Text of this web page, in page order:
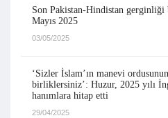
Son Pakistan-Hindistan gerginliği
Mayıs 2025
03/05/2025
‘Sizler İslam’ın manevi
birliklersiniz’: Huzur, 2025 yılı
hanımlara hitap etti
29/04/2025